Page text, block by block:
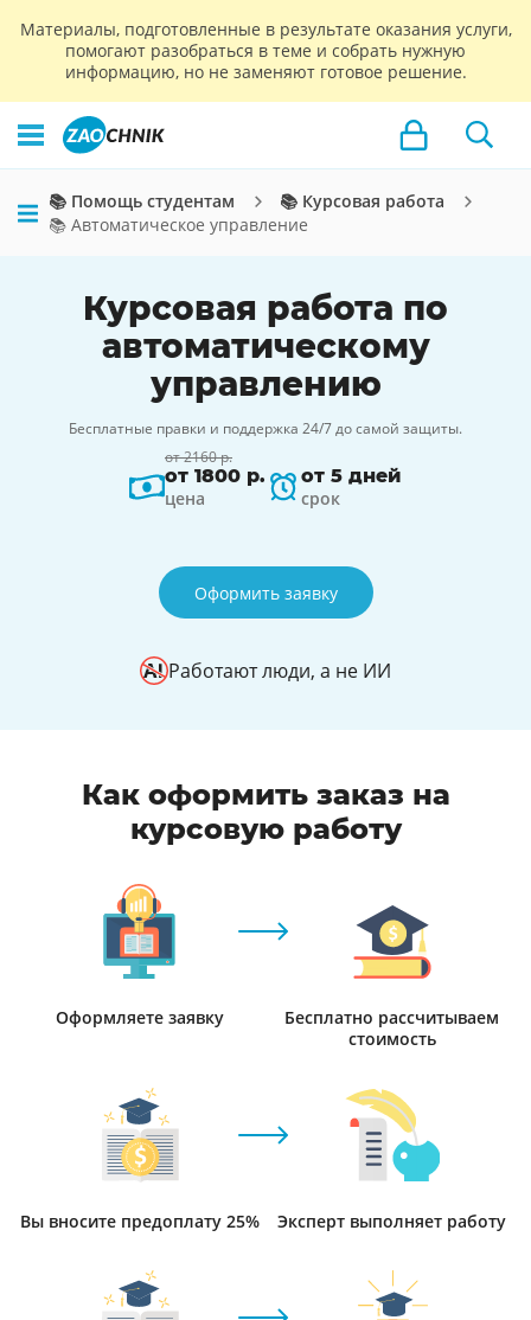
Материалы, подготовленные в результате оказания услуги,
помогают разобраться в теме и собрать нужную
информацию, но не заменяют готовое решение.
📚 Помощь студентам
📚 Курсовая работа
📚 Автоматическое управление
Курсовая работа по
автоматическому
управлению
Бесплатные правки и поддержка 24/7 до самой защиты.
от 2160 р.
от 1800 р.
цена
от 5 дней
срок
Оформить заявку
Работают люди, а не ИИ
Как оформить заказ на
курсовую работу
Оформляете заявку
Бесплатно рассчитываем
стоимость
Вы вносите предоплату 25% Эксперт выполняет работу